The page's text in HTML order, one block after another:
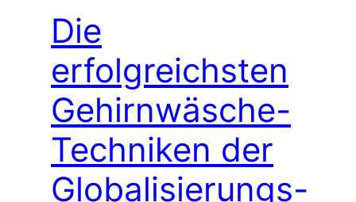
Die
erfolgreichsten
Gehirnwäsche-
Techniken der
Globalisierungs-